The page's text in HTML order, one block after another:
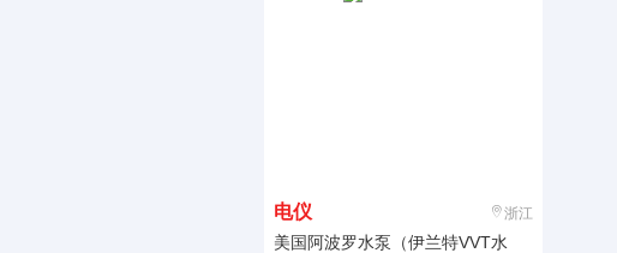
电仪 浙江
美国阿波罗水泵（伊兰特VVT水